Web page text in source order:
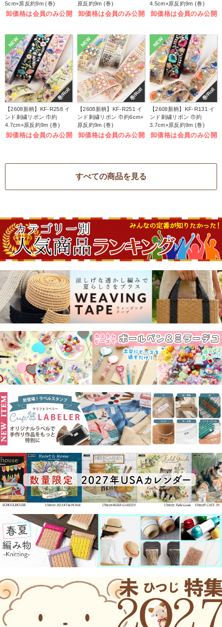
5cm×原反約9m (巻)
卸価格は会員のみ公開
原反約9m (巻)
卸価格は会員のみ公開
4.5cm×原反約9m (巻)
卸価格は会員のみ公開
NEW
巻/Roll
【2608新柄】KF-R258 イ
ンド刺繍リボン 巾約
4.7cm×原反約9m (巻)
卸価格は会員のみ公開
NEW
巻/Roll
【2608新柄】KF-R251 イ
ンド刺繍リボン 巾約6cm×
原反約9m (巻)
卸価格は会員のみ公開
NEW
巻/Roll
【2608新柄】KF-R131 イ
ンド刺繍リボン 巾約
3.7cm×原反約9m (巻)
卸価格は会員のみ公開
すべての商品を見る